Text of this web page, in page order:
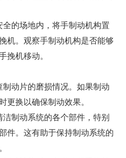
的场地内，将手制动机构置
机。观察手制动机构是否能够
挽机移动。
动片的磨损情况。如果制动
更换以确保制动效果。
制动系统的各个部件，特别
件。这有助于保持制动系统的